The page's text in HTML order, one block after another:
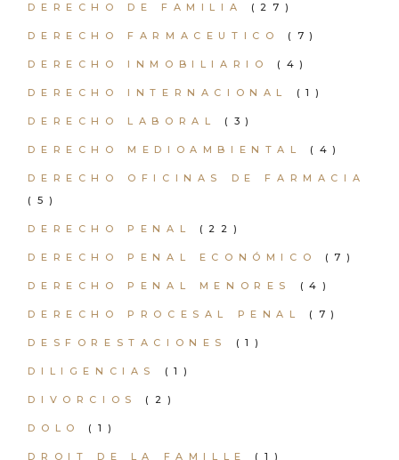
DERECHO DE FAMILIA (27)
DERECHO FARMACEUTICO (7)
DERECHO INMOBILIARIO (4)
DERECHO INTERNACIONAL (1)
DERECHO LABORAL (3)
DERECHO MEDIOAMBIENTAL (4)
DERECHO OFICINAS DE FARMACIA
(5)
DERECHO PENAL (22)
DERECHO PENAL ECONÓMICO (7)
DERECHO PENAL MENORES (4)
DERECHO PROCESAL PENAL (7)
DESFORESTACIONES (1)
DILIGENCIAS (1)
DIVORCIOS (2)
DOLO (1)
DROIT DE LA FAMILLE (1)